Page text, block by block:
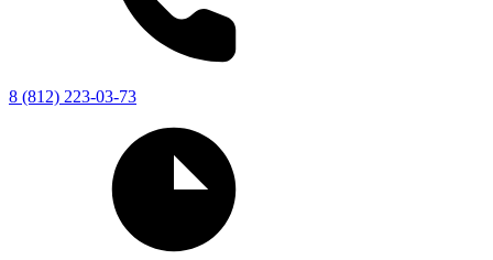
8 (812) 223-03-73